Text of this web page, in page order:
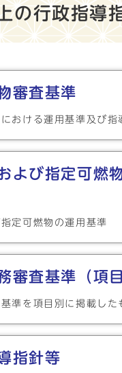
の行政指導
ー
審査基準
おける運用基準及び指
よび指定可燃
定可燃物の運用基準
審査基準（項目
準を項目別に掲載した
指針等